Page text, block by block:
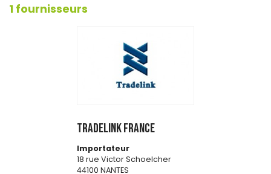
1 fournisseurs
TRADELINK France
Importateur
18 rue Victor Schoelcher
44100 NANTES